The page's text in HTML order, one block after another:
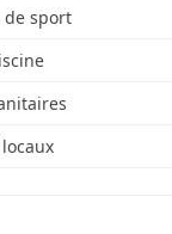
de sport